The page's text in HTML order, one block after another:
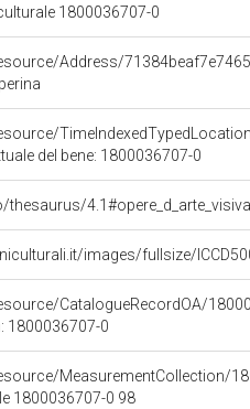
1800036707-0
Address/
del bene: 1800036707-0
images/fullsize/
CatalogueRecordOA/
1800036707-0
MeasurementCollection/
1800036707-0 98